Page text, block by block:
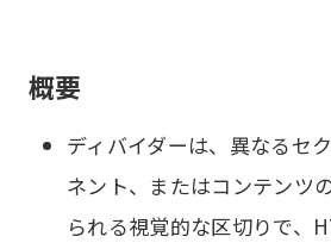
概要
ディバイダーは、異なるセ
ネント、またはコンテンツ
られる視覚的な区切りで、